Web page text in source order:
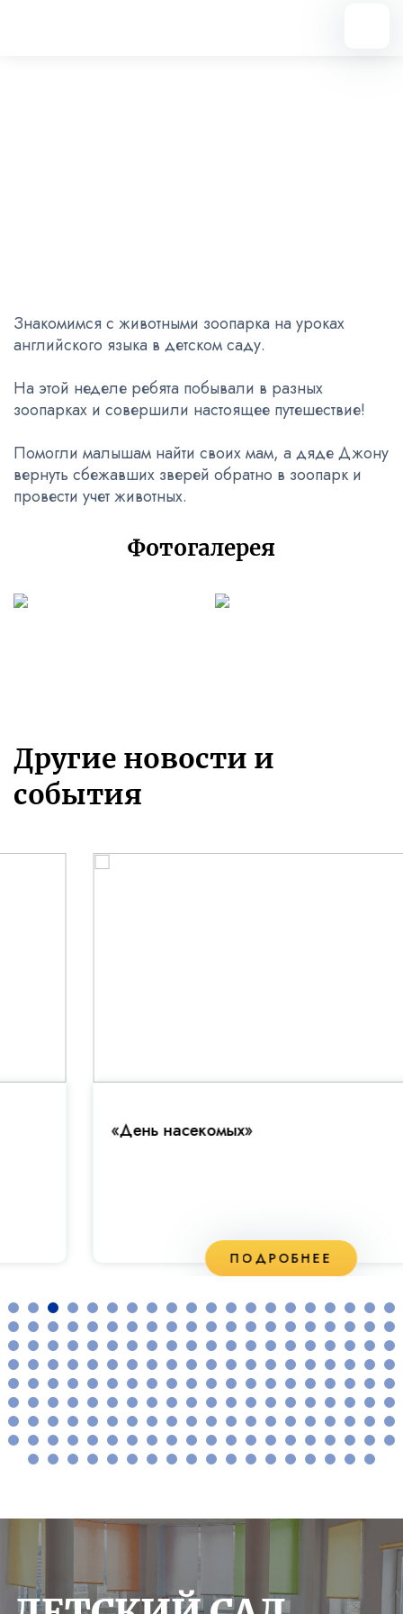
Знакомимся с животными зоопарка на уроках
английского языка в детском саду.
На этой неделе ребята побывали в разных
зоопарках и совершили настоящее путешествие!
Помогли малышам найти своих мам, а дяде Джону
вернуть сбежавших зверей обратно в зоопарк и
провести учет животных.
Фотогалерея
Другие новости и
события
«День насекомых»
ПОДРОБНЕЕ